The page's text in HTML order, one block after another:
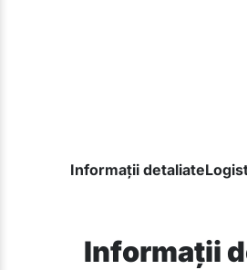
Informații detaliate
Informații